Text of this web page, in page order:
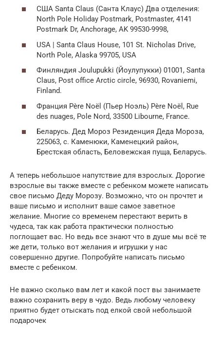
США Santa Claus (Санта Клаус) Два отделения:
North Pole Holiday Postmark, Postmaster, 4141
Postmark Dr, Anchorage, AK 99530-9998,
USA | Santa Claus House, 101 St. Nicholas Drive,
North Pole, Alaska 99705, USA
Финляндия Joulupukki (Йоулупукки) 01001, Santa
Claus, Post office Arctic circle, 96930, Rovaniemi,
Finland.
Франция Père Noël (Пьер Ноэль) Père Noël, Rue
des nuages, Pole Nord, 33500 Libourne, France.
Беларусь. Дед Мороз Резиденция Деда Мороза,
225063, с. Каменюки, Каменецкий район,
Брестская область, Беловежская пуща, Беларусь.
А теперь небольшое напутствие для взрослых. Дорогие
взрослые вы также вместе с ребенком можете написать
свое письмо Деду Морозу. Возможно, что он прочтет и
ваше письмо и исполнит ваше самое заветное
желание. Многие со временем перестают верить в
чудеса, так как работа практически полностью
поглощает вас. Но ведь все знают что в душе мы всё те
же дети, только вот желания и игрушки у нас
совершенно другие. Попробуйте написать письмо
вместе с ребенком.
Не важно сколько вам лет и какой пост вы занимаете
важно сохранить веру в чудо. Ведь любому человеку
приятно будет отыскать под елкой свой небольшой
подарочек